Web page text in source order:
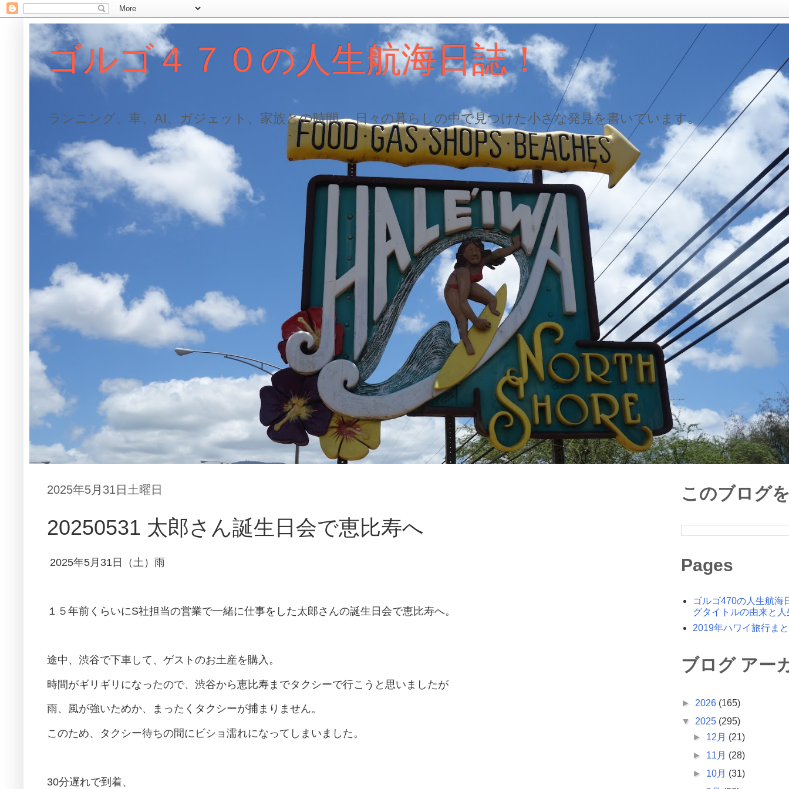
ゴルゴ４７０の人生航海日誌！
ランニング、車、AI、ガジェット、家族との時間。 日々の暮らしの中で見つけた小さな発見を書いています。
2025年5月31日土曜日
20250531 太郎さん誕生日会で恵比寿へ
2025年5月31日（土）雨
１５年前くらいにS社担当の営業で一緒に仕事をした太郎さんの誕生日会で恵比寿へ。
途中、渋谷で下車して、ゲストのお土産を購入。
時間がギリギリになったので、渋谷から恵比寿までタクシーで行こうと思いましたが
雨、風が強いためか、まったくタクシーが捕まりません。
このため、タクシー待ちの間にビショ濡れになってしまいました。
30分遅れで到着、
このブログ
Pages
ゴルゴ470の人生航海
グタイトルの由来と
2019年ハワイ旅行ま
ブログ アー
► 2026 (165)
▼ 2025 (295)
► 12月 (21)
► 11月 (28)
► 10月 (31)